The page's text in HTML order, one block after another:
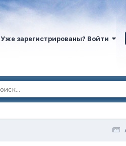
Уже зарегистрированы? Войти